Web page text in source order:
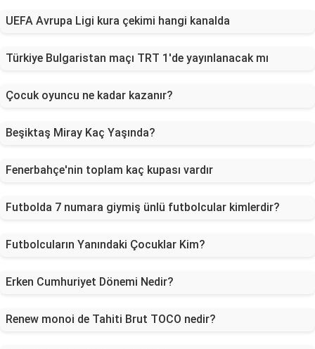
UEFA Avrupa Ligi kura çekimi hangi kanalda
Türkiye Bulgaristan maçı TRT 1'de yayınlanacak mı
Çocuk oyuncu ne kadar kazanır?
Beşiktaş Miray Kaç Yaşında?
Fenerbahçe'nin toplam kaç kupası vardır
Futbolda 7 numara giymiş ünlü futbolcular kimlerdir?
Futbolcuların Yanındaki Çocuklar Kim?
Erken Cumhuriyet Dönemi Nedir?
Renew monoi de Tahiti Brut TOCO nedir?